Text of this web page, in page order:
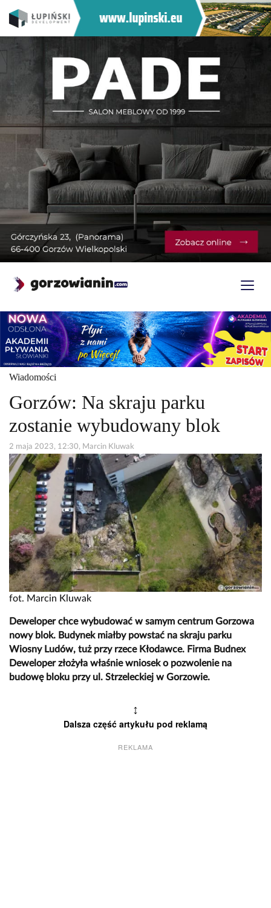
Wiadomości
Gorzów: Na skraju parku
zostanie wybudowany blok
2 maja 2023, 12:30, Marcin Kluwak
fot. Marcin Kluwak
Deweloper chce wybudować w samym centrum Gorzowa
nowy blok. Budynek miałby powstać na skraju parku
Wiosny Ludów, tuż przy rzece Kłodawce. Firma Budnex
Deweloper złożyła właśnie wniosek o pozwolenie na
budowę bloku przy ul. Strzeleckiej w Gorzowie.
↕
Dalsza część artykułu pod reklamą
REKLAMA